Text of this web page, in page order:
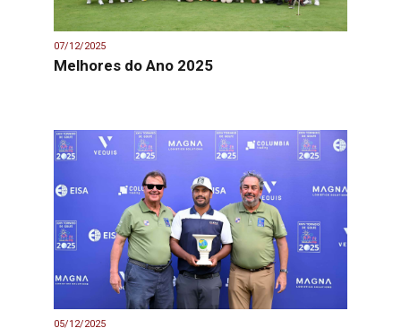
07/12/2025
Melhores do Ano 2025
05/12/2025